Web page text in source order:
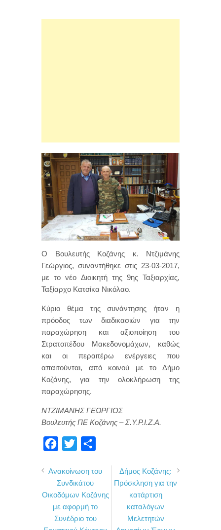
Ο Βουλευτής Κοζάνης κ. Ντζιμάνης
Γεώργιος, συναντήθηκε στις 23-03-2017,
με το νέο Διοικητή της 9ης Ταξιαρχίας,
Ταξίαρχο Κατσίκα Νικόλαο.
Κύριο θέμα της συνάντησης ήταν η
πρόοδος των διαδικασιών για την
παραχώρηση και αξιοποίηση του
Στρατοπέδου Μακεδονομάχων, καθώς
και οι περαιτέρω ενέργειες που
απαιτούνται, από κοινού με το Δήμο
Κοζάνης, για την ολοκλήρωση της
παραχώρησης.
ΝΤΖΙΜΑΝΗΣ ΓΕΩΡΓΙΟΣ
Βουλευτής ΠΕ Κοζάνης – Σ.Υ.Ρ.Ι.Ζ.Α.
c
e
b
o
i
t
t
e
ι
α
σ
Ανακοίνωση του
Συνδικάτου
Οικοδόμων Κοζάνης
με αφορμή το
Συνέδριο του
Δήμος Κοζάνης:
Πρόσκληση για την
κατάρτιση
καταλόγων
Μελετητών